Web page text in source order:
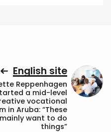
English site
Reppenhagen
a mid-level
vocational
in Aruba: “These
want to do
things”